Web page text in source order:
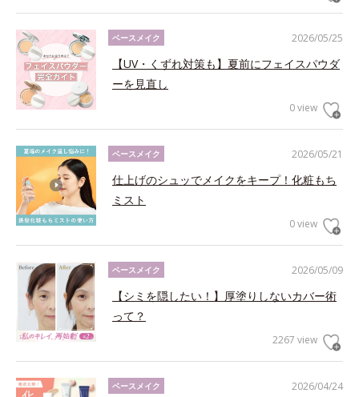
2026/05/25
ベースメイク
【UV・くずれ対策も】夏前にフェイスパウダ
ーを見直し
0 view
2026/05/21
ベースメイク
仕上げのシュッでメイクをキープ！化粧もち
ミスト
0 view
2026/05/09
ベースメイク
【シミを隠したい！】厚塗りしないカバー術
って？
2267 view
2026/04/24
ベースメイク